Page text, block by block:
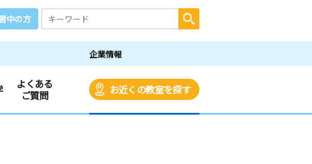
中の方
企業情報
よくある
ご質問
お近くの教室を探す